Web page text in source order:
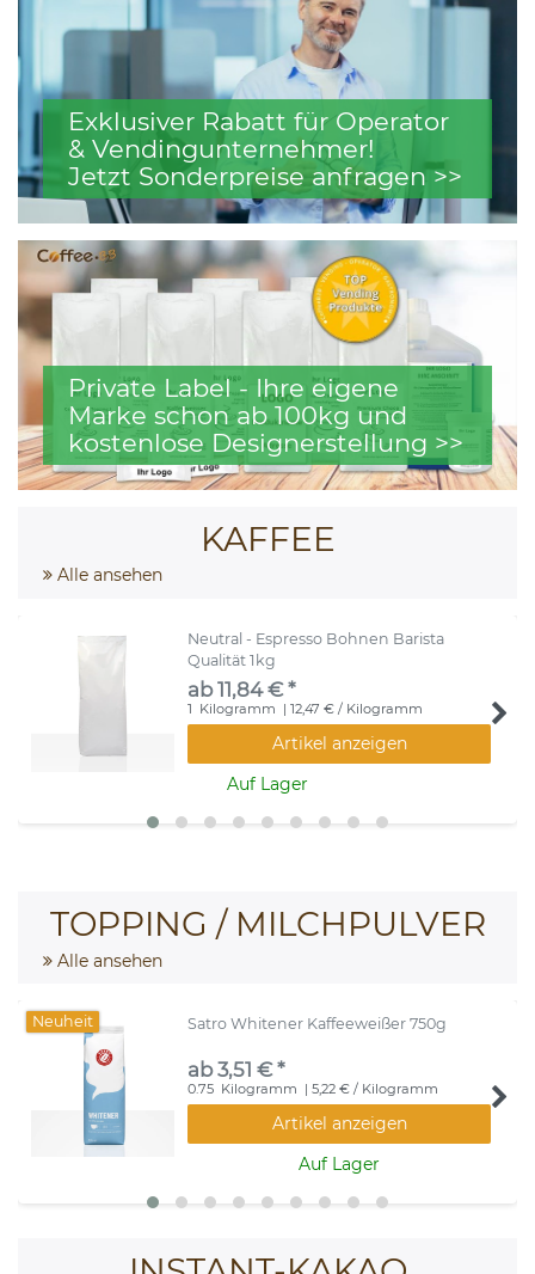
Exklusiver Rabatt für Operator
& Vendingunternehmer!
Jetzt Sonderpreise anfragen >>
Private Label - Ihre eigene
Marke schon ab 100kg und
kostenlose Designerstellung >>
KAFFEE
Alle ansehen
Neutral - Espresso Bohnen Barista
Qualität 1kg
ab 11,84 € *
1 Kilogramm | 12,47 € / Kilogramm
Artikel anzeigen
Auf Lager
TOPPING / MILCHPULVER
Alle ansehen
Neuheit Satro Whitener Kaffeeweißer 750g
ab 3,51 € *
0.75 Kilogramm | 5,22 € / Kilogramm
Artikel anzeigen
Auf Lager